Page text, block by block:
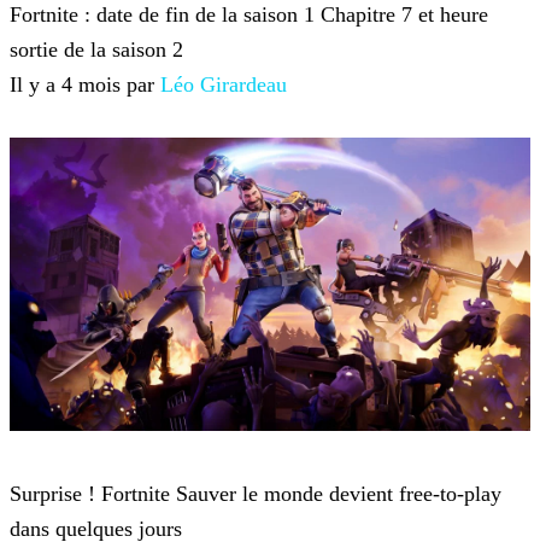
Fortnite : date de fin de la saison 1 Chapitre 7 et heure
sortie de la saison 2
Il y a 4 mois par Léo Girardeau
Surprise ! Fortnite Sauver le monde devient free-to-play
dans quelques jours